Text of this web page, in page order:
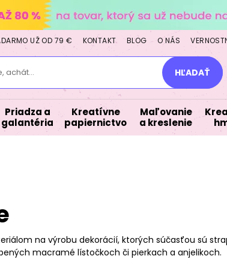
UŽ OD 79 € KONTAKT BLOG O NÁS
achát... HĽADAŤ
Priadza a
galantéria
Kreatívne
papiernictvo
Maľovanie
a kreslenie
na výrobu dekorácií, ktorých súčasťou sú
macramé lístočkoch či pierkach a anjelikoch.